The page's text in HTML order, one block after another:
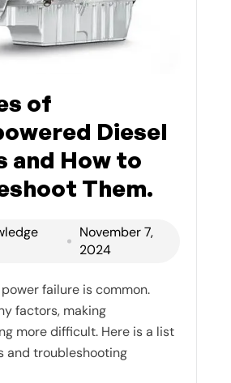
of
Diesel
and How to
Them.
November 7,
2024
failure is common.
factors, making
more difficult. Here is a list
and troubleshooting